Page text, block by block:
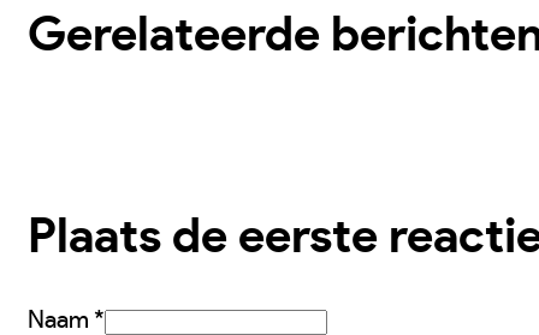
Gerelateerde
Plaats de eerste
Naam *